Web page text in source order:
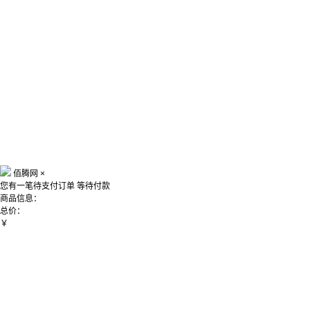
佰腾网 ×
您有一笔待支付订单 等待付款
商品信息：
总价：
￥